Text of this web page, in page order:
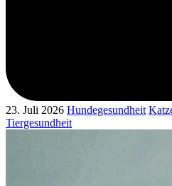
23. Juli 2026 Hundegesundheit
Tiergesundheit